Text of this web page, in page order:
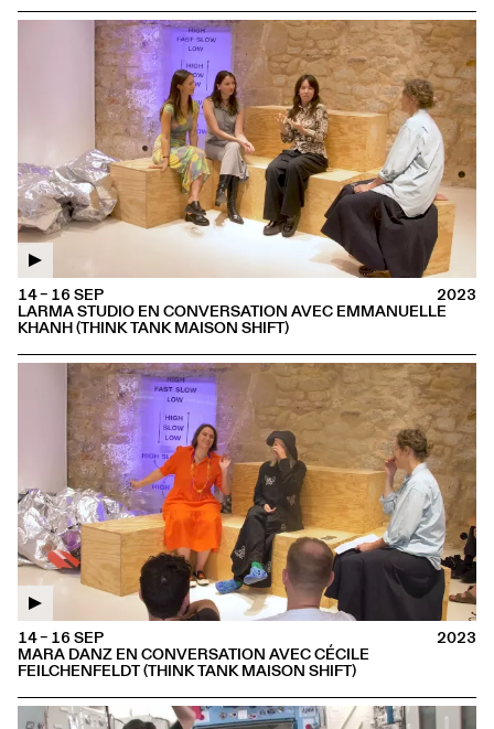
LARMA STUDIO EN CONVERSATION AVEC EMMANUELLE
KHANH (THINK TANK MAISON SHIFT)
14 – 16 SEP 2023
MARA DANZ EN CONVERSATION AVEC CÉCILE
FEILCHENFELDT (THINK TANK MAISON SHIFT)
14 – 16 SEP 2023